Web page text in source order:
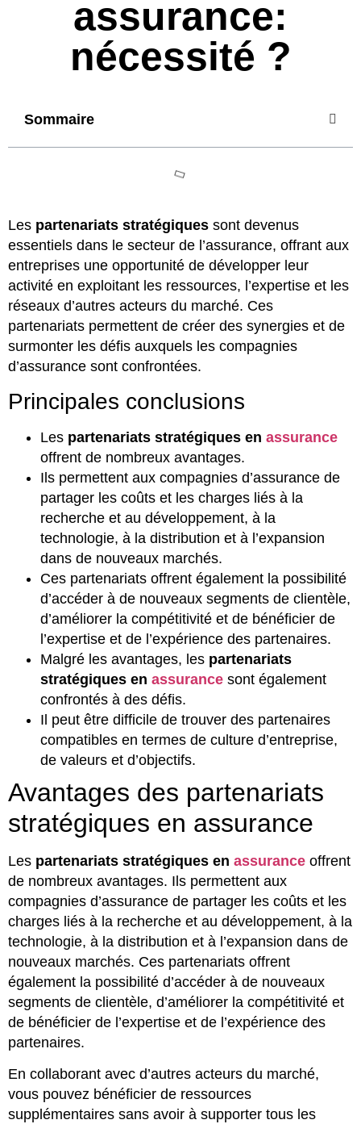
assurance:
nécessité ?
Sommaire
Les partenariats stratégiques sont devenus
essentiels dans le secteur de l’assurance, offrant aux
entreprises une opportunité de développer leur
activité en exploitant les ressources, l’expertise et les
réseaux d’autres acteurs du marché. Ces
partenariats permettent de créer des synergies et de
surmonter les défis auxquels les compagnies
d’assurance sont confrontées.
Principales conclusions
Les partenariats stratégiques en assurance
offrent de nombreux avantages.
Ils permettent aux compagnies d’assurance de
partager les coûts et les charges liés à la
recherche et au développement, à la
technologie, à la distribution et à l’expansion
dans de nouveaux marchés.
Ces partenariats offrent également la possibilité
d’accéder à de nouveaux segments de clientèle,
d’améliorer la compétitivité et de bénéficier de
l’expertise et de l’expérience des partenaires.
Malgré les avantages, les partenariats
stratégiques en assurance sont également
confrontés à des défis.
Il peut être difficile de trouver des partenaires
compatibles en termes de culture d’entreprise,
de valeurs et d’objectifs.
Avantages des partenariats
stratégiques en assurance
Les partenariats stratégiques en assurance offrent
de nombreux avantages. Ils permettent aux
compagnies d’assurance de partager les coûts et les
charges liés à la recherche et au développement, à la
technologie, à la distribution et à l’expansion dans de
nouveaux marchés. Ces partenariats offrent
également la possibilité d’accéder à de nouveaux
segments de clientèle, d’améliorer la compétitivité et
de bénéficier de l’expertise et de l’expérience des
partenaires.
En collaborant avec d’autres acteurs du marché,
vous pouvez bénéficier de ressources
supplémentaires sans avoir à supporter tous les